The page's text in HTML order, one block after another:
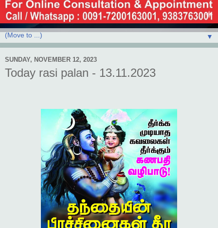
▼
SUNDAY, NOVEMBER 12, 2023
Today rasi palan - 13.11.2023